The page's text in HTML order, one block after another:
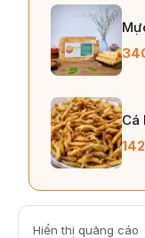
Cá
Hiển thị quảng cáo